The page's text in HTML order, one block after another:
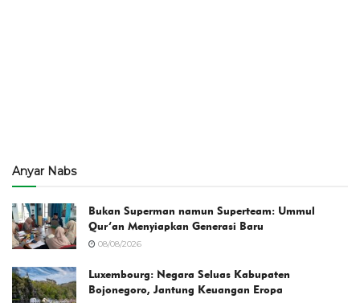
Anyar Nabs
Bukan Superman namun Superteam: Ummul
Qur’an Menyiapkan Generasi Baru
08/08/2026
Luxembourg: Negara Seluas Kabupaten
Bojonegoro, Jantung Keuangan Eropa